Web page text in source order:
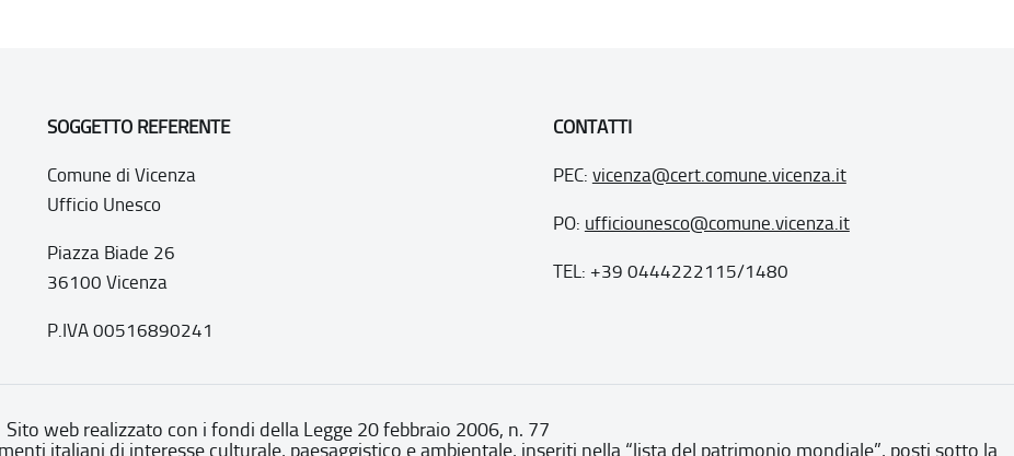
SOGGETTO REFERENTE
Comune di Vicenza
Ufficio Unesco
Piazza Biade 26
36100 Vicenza
P.IVA 00516890241
CONTATTI
PEC: vicenza@cert.comune.vicenza.it
PO: ufficiounesco@comune.vicenza.it
TEL: +39 0444222115/1480
Sito web realizzato con i fondi della Legge 20 febbraio 2006, n. 77
italiani di interesse culturale, paesaggistico e ambientale, inseriti nella “lista del patrimonio mondiale”, posti sotto la